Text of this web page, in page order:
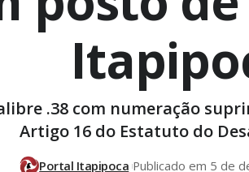
.38 com numeração
Artigo 16 do Estatuto do
Portal Itapipoca Publicado em 5 de